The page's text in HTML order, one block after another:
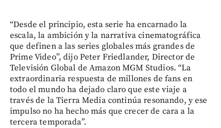
“Desde el principio, esta serie ha encarnado la
escala, la ambición y la narrativa cinematográfica
que definen a las series globales más grandes de
Prime Video”, dijo Peter Friedlander, Director de
Televisión Global de Amazon MGM Studios. “La
extraordinaria respuesta de millones de fans en
todo el mundo ha dejado claro que este viaje a
través de la Tierra Media continúa resonando, y ese
impulso no ha hecho más que crecer de cara a la
tercera temporada”.